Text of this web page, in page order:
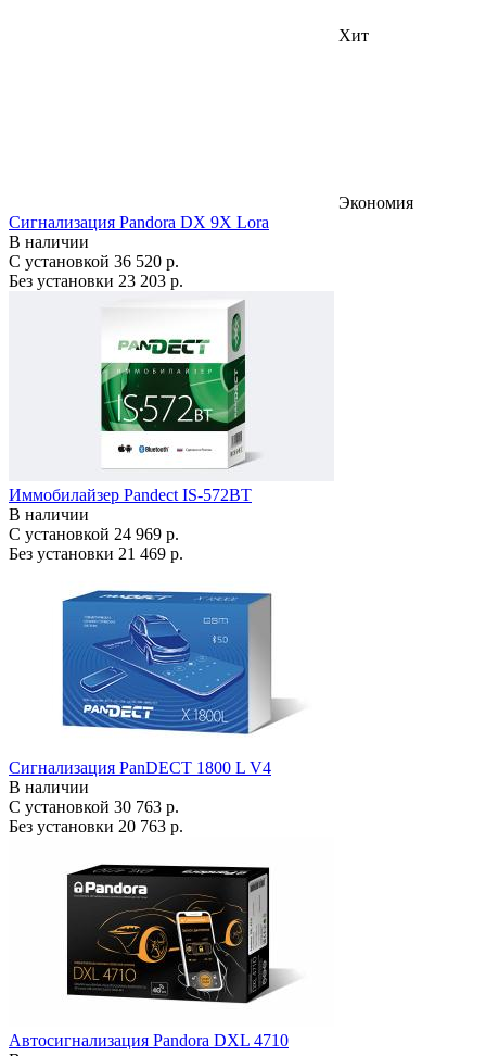
Хит
Экономия
Сигнализация Pandora DX 9X Lora
В наличии
С установкой 36 520 р.
Без установки 23 203 р.
Иммобилайзер Pandect IS-572BT
В наличии
С установкой 24 969 р.
Без установки 21 469 р.
Сигнализация PanDECT 1800 L V4
В наличии
С установкой 30 763 р.
Без установки 20 763 р.
Автосигнализация Pandora DXL 4710